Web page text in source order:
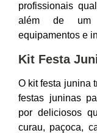
profissionais
além de um
equipamentos e
Kit Festa
O kit festa junina
festas juninas
por deliciosos
curau, paçoca,